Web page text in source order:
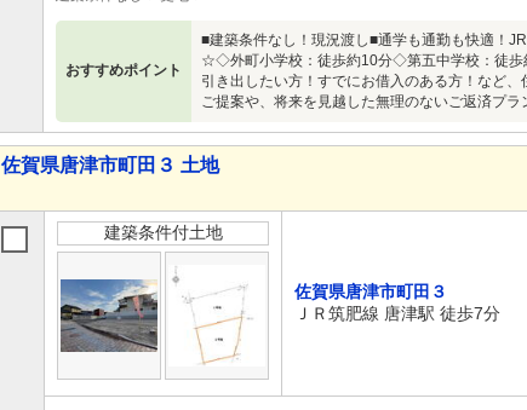
おすすめポイント
■建築条件なし！現況渡し■通学も通勤も快適！
☆◇外町小学校：徒歩約10分◇第五中学校：徒歩
引き出したい方！すでにお借入のある方！など
ご提案や、将来を見越した無理のないご返済プ
佐賀県唐津市町田３ 土地
建築条件付土地
佐賀県唐津市町田３
ＪＲ筑肥線 唐津駅 徒歩7分